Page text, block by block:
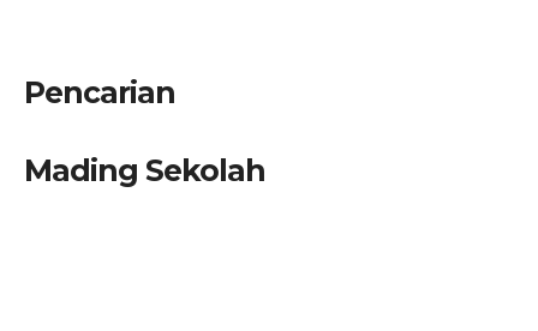
Pencarian
Mading Sekolah